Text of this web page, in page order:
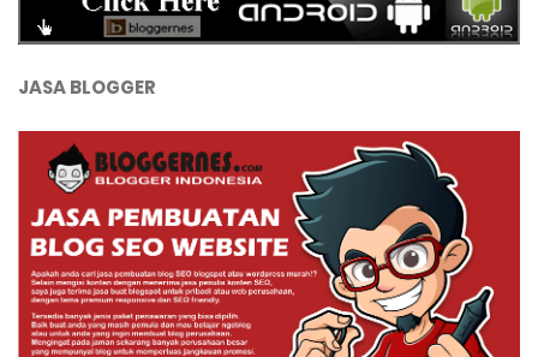
JASA BLOGGER